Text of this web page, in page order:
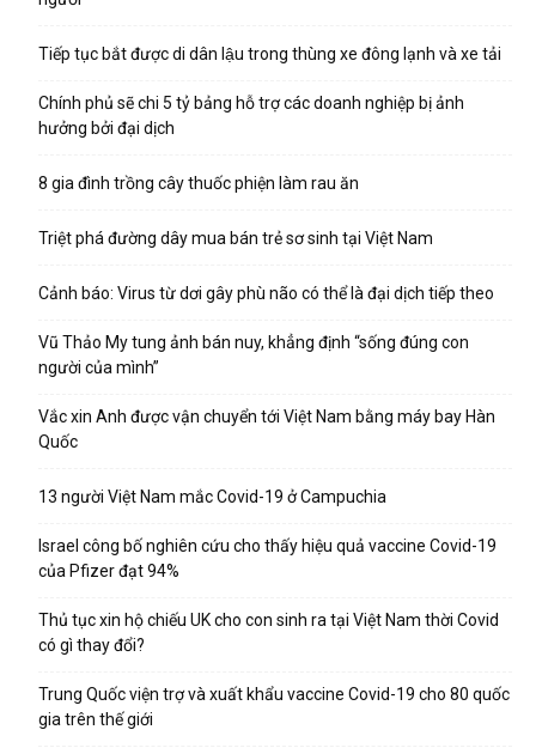
Tiếp tục bắt được di dân lậu trong thùng xe đông lạnh và xe tải
Chính phủ sẽ chi 5 tỷ bảng hỗ trợ các doanh nghiệp bị ảnh
hưởng bởi đại dịch
8 gia đình trồng cây thuốc phiện làm rau ăn
Triệt phá đường dây mua bán trẻ sơ sinh tại Việt Nam
Cảnh báo: Virus từ dơi gây phù não có thể là đại dịch tiếp theo
Vũ Thảo My tung ảnh bán nuy, khẳng định “sống đúng con
người của mình”
Vắc xin Anh được vận chuyển tới Việt Nam bằng máy bay Hàn
Quốc
13 người Việt Nam mắc Covid-19 ở Campuchia
Israel công bố nghiên cứu cho thấy hiệu quả vaccine Covid-19
của Pfizer đạt 94%
Thủ tục xin hộ chiếu UK cho con sinh ra tại Việt Nam thời Covid
có gì thay đổi?
Trung Quốc viện trợ và xuất khẩu vaccine Covid-19 cho 80 quốc
gia trên thế giới